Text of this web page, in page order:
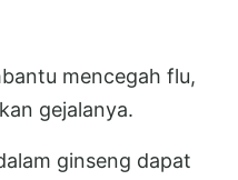
mencegah flu,
gejalanya.
ginseng dapat